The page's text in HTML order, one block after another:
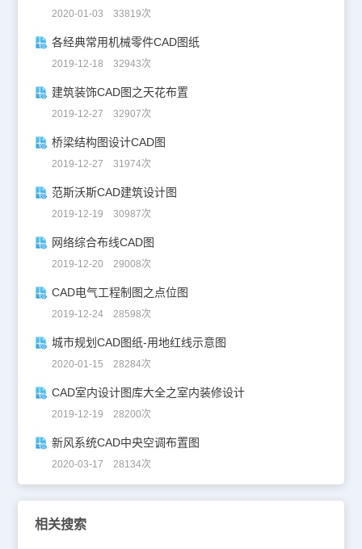
2020-01-03 33819次
各经典常用机械零件CAD图纸
2019-12-18 32943次
建筑装饰CAD图之天花布置
2019-12-27 32907次
桥梁结构图设计CAD图
2019-12-27 31974次
范斯沃斯CAD建筑设计图
2019-12-19 30987次
网络综合布线CAD图
2019-12-20 29008次
CAD电气工程制图之点位图
2019-12-24 28598次
城市规划CAD图纸-用地红线示意图
2020-01-15 28284次
CAD室内设计图库大全之室内装修设计
2019-12-19 28200次
新风系统CAD中央空调布置图
2020-03-17 28134次
相关搜索